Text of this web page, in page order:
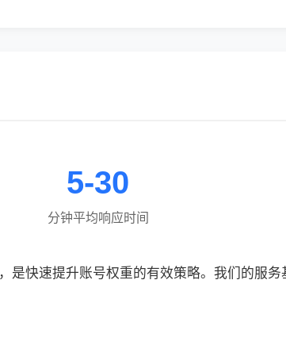
5-30
分钟平均响应时间
是快速提升账号权重的有效策略。我们的服